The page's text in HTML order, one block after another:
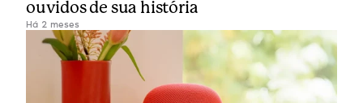
ouvidos de sua história
Há 2 meses